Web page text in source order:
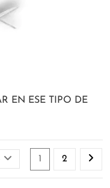
EN ESE TIPO DE
1 2